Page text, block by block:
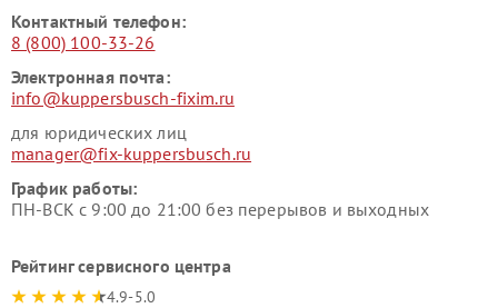
Контактный телефон:
8 (800) 100-33-26
Электронная почта:
info@kuppersbusch-fixim.ru
для юридических лиц
manager@fix-kuppersbusch.ru
График работы:
ПН-ВСК с 9:00 до 21:00 без перерывов и выходных
Рейтинг сервисного центра
4.9-5.0